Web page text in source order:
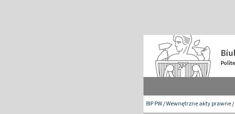
BIP PW/Wewnętrzne akty prawne/